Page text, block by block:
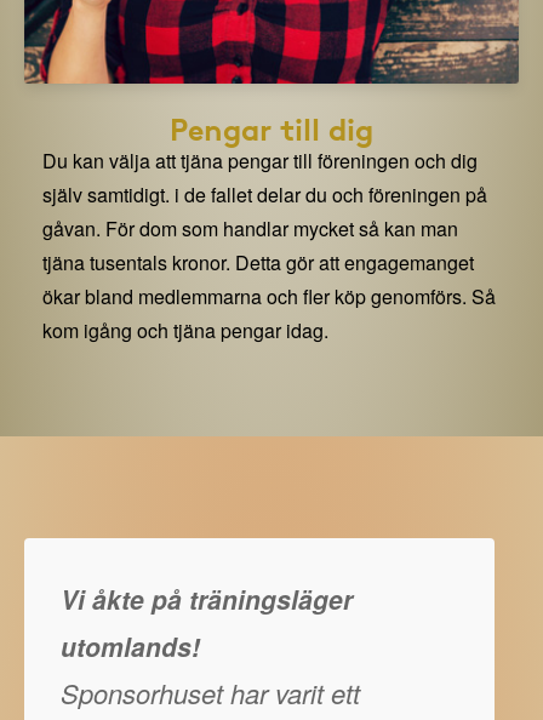
Pengar till dig
Du kan välja att tjäna pengar till föreningen och dig
själv samtidigt. i de fallet delar du och föreningen på
gåvan. För dom som handlar mycket så kan man
tjäna tusentals kronor. Detta gör att engagemanget
ökar bland medlemmarna och fler köp genomförs. Så
kom igång och tjäna pengar idag.
Vi åkte på träningsläger
utomlands!
Sponsorhuset har varit ett